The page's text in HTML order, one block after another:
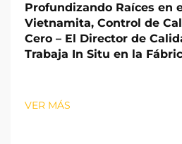
Profundizando Raíces en
Vietnamita, Control de
Cero – El Director de
Trabaja In Situ en la
VER MÁS